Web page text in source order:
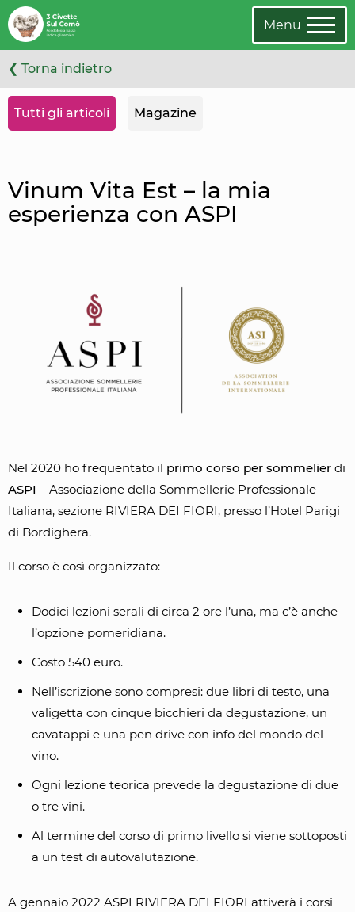
Leggi
l'articolo
Oppure
cambia
categoria
Menu
❮ Torna indietro
Tutti gli articoli Magazine
Vinum Vita Est – la mia
esperienza con ASPI
Nel 2020 ho frequentato il primo corso per sommelier di
ASPI – Associazione della Sommellerie Professionale
Italiana, sezione RIVIERA DEI FIORI, presso l’Hotel Parigi
di Bordighera.
Il corso è così organizzato:
Dodici lezioni serali di circa 2 ore l’una, ma c’è anche
l’opzione pomeridiana.
Costo 540 euro.
Nell’iscrizione sono compresi: due libri di testo, una
valigetta con cinque bicchieri da degustazione, un
cavatappi e una pen drive con info del mondo del
vino.
Ogni lezione teorica prevede la degustazione di due
o tre vini.
Al termine del corso di primo livello si viene sottoposti
a un test di autovalutazione.
A gennaio 2022 ASPI RIVIERA DEI FIORI attiverà i corsi